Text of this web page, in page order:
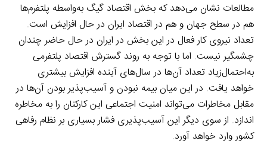
مطالعات نشان می‌دهد که بخش اقتصاد گیگ به‌واسطه پلتفرم‌ها
هم در سطح جهان و هم در اقتصاد ایران در حال افزایش است.
تعداد نیروی کار فعال در این بخش در ایران در حال حاضر چندان
چشمگیر نیست. اما با توجه به روند گسترش اقتصاد پلتفرمی
به‌احتمال‌زیاد تعداد آن‌ها در سال‌های آینده افزایش بیشتری
خواهد یافت. در این میان بیمه نبودن و آسیب‌پذیر بودن آن‌ها در
مقابل مخاطرات می‌تواند امنیت اجتماعی این کارکنان را به مخاطره
اندازد. از سوی دیگر این آسیب‌پذیری فشار بسیاری بر نظام رفاهی
کشور وارد خواهد آورد.